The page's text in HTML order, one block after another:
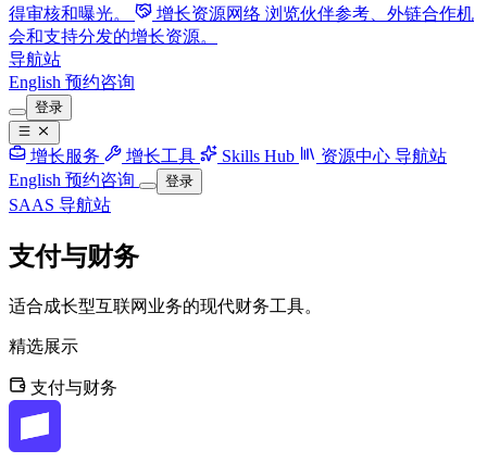
得审核和曝光。
增长资源网络 浏览伙伴参考、外链合作机
会和支持分发的增长资源。
导航站
English 预约咨询
登录
增长服务 增长工具 Skills Hub 资源中心 导航站
English 预约咨询 登录
SAAS 导航站
支付与财务
适合成长型互联网业务的现代财务工具。
精选展示
支付与财务